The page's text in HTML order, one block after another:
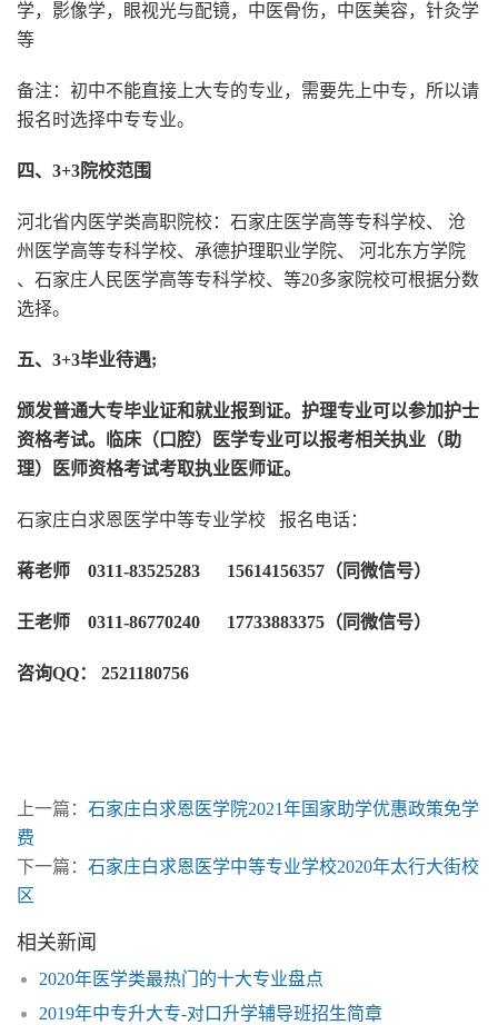
学，影像学，眼视光与配镜，中医骨伤，中医美容，针灸学
等
备注：初中不能直接上大专的专业，需要先上中专，所以请
报名时选择中专专业。
四、3+3院校范围
河北省内医学类高职院校：石家庄医学高等专科学校、 沧
州医学高等专科学校、承德护理职业学院、 河北东方学院
、石家庄人民医学高等专科学校、等20多家院校可根据分数
选择。
五、3+3毕业待遇;
颁发普通大专毕业证和就业报到证。护理专业可以参加护士
资格考试。临床（口腔）医学专业可以报考相关执业（助
理）医师资格考试考取执业医师证。
石家庄白求恩医学中等专业学校 报名电话：
蒋老师 0311-83525283 15614156357（同微信号）
王老师 0311-86770240 17733883375（同微信号）
咨询QQ： 2521180756
上一篇： 石家庄白求恩医学院2021年国家助学优惠政策免学
费
下一篇： 石家庄白求恩医学中等专业学校2020年太行大街校
区
相关新闻
2020年医学类最热门的十大专业盘点
2019年中专升大专-对口升学辅导班招生简章